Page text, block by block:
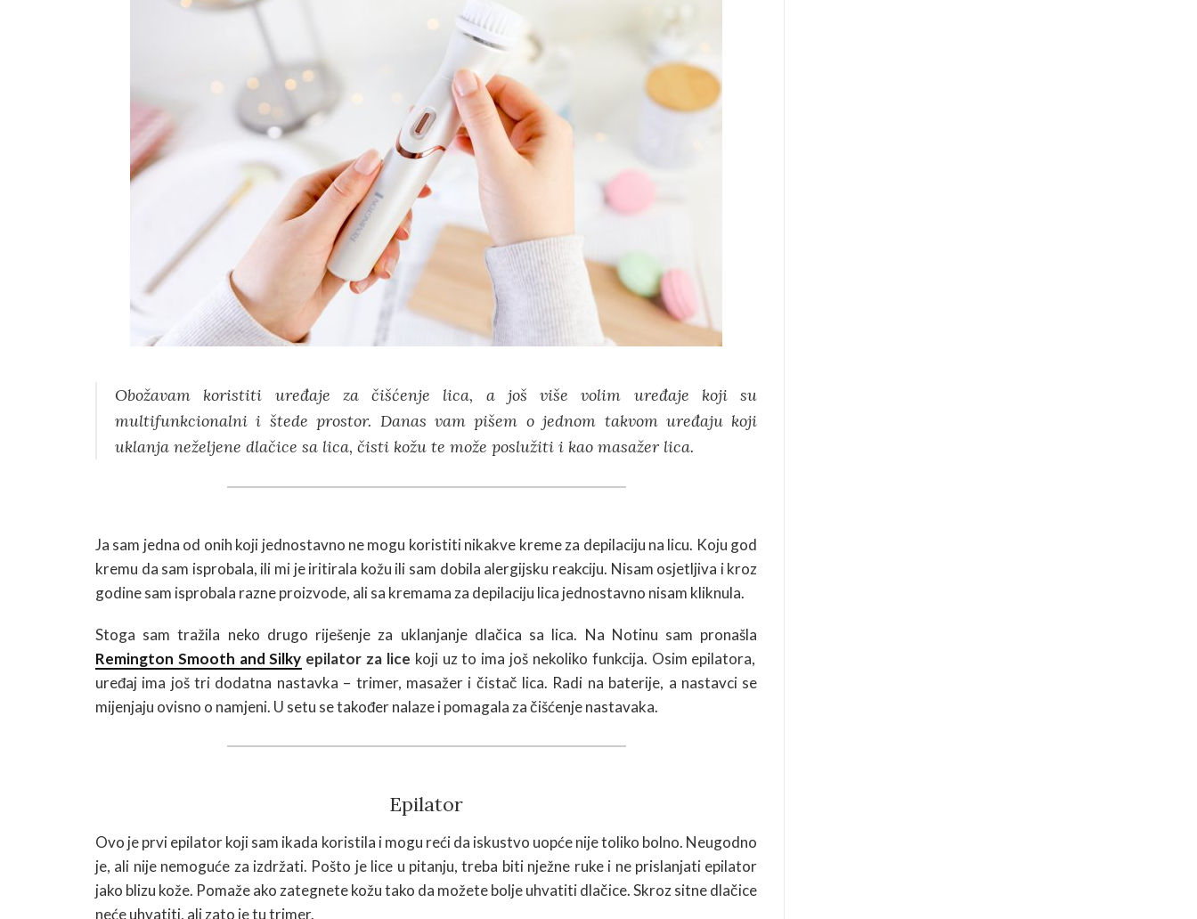
Obožavam koristiti uređaje za čišćenje lica, a još više volim uređaje koji su
multifunkcionalni i štede prostor. Danas vam pišem o jednom takvom uređaju koji
uklanja neželjene dlačice sa lica, čisti kožu te može poslužiti i kao masažer lica.
Ja sam jedna od onih koji jednostavno ne mogu koristiti nikakve kreme za depilaciju na licu. Koju god
kremu da sam isprobala, ili mi je iritirala kožu ili sam dobila alergijsku reakciju. Nisam osjetljiva i kroz
godine sam isprobala razne proizvode, ali sa kremama za depilaciju lica jednostavno nisam kliknula.
Stoga sam tražila neko drugo riješenje za uklanjanje dlačica sa lica. Na Notinu sam pronašla
Remington Smooth and Silky epilator za lice koji uz to ima još nekoliko funkcija. Osim epilatora,
uređaj ima još tri dodatna nastavka – trimer, masažer i čistač lica. Radi na baterije, a nastavci se
mijenjaju ovisno o namjeni. U setu se također nalaze i pomagala za čišćenje nastavaka.
Epilator
Ovo je prvi epilator koji sam ikada koristila i mogu reći da iskustvo uopće nije toliko bolno. Neugodno
je, ali nije nemoguće za izdržati. Pošto je lice u pitanju, treba biti nježne ruke i ne prislanjati epilator
jako blizu kože. Pomaže ako zategnete kožu tako da možete bolje uhvatiti dlačice. Skroz sitne dlačice
neće uhvatiti, ali zato je tu trimer.